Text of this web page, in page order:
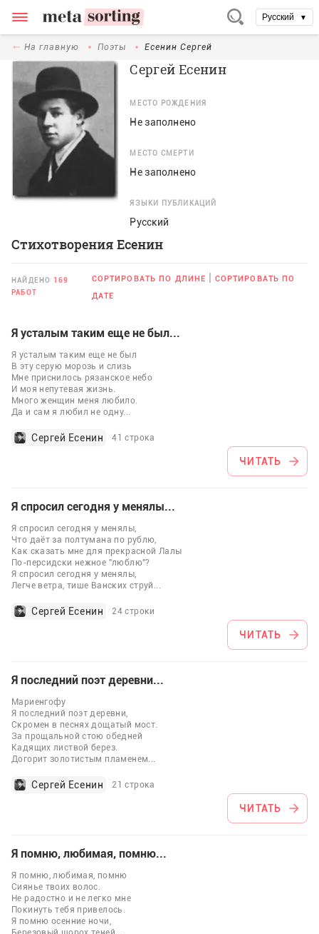
Русский ▼
На главную Поэты Есенин Сергей
Сергей Есенин
МЕСТО РОЖДЕНИЯ
Не заполнено
МЕСТО СМЕРТИ
Не заполнено
ЯЗЫКИ ПУБЛИКАЦИЙ
Русский
Стихотворения Есенин
НАЙДЕНО 169
РАБОТ
СОРТИРОВАТЬ ПО ДЛИНЕ | СОРТИРОВАТЬ ПО
ДАТЕ
Я усталым таким еще не был...
Я усталым таким еще не был
В эту серую морозь и слизь
Мне приснилось рязанское небо
И моя непутевая жизнь.
Много женщин меня любило.
Да и сам я любил не одну...
Сергей Есенин 41 строка
ЧИТАТЬ
Я спросил сегодня у менялы...
Я спросил сегодня у менялы,
Что даёт за полтумана по рублю,
Как сказать мне для прекрасной Лалы
По-персидски нежное "люблю"?
Я спросил сегодня у менялы,
Легче ветра, тише Ванских струй ...
Сергей Есенин 24 строки
ЧИТАТЬ
Я последний поэт деревни...
Мариенгофу
Я последний поэт деревни,
Скромен в песнях дощатый мост.
За прощальной стою обедней
Кадящих листвой берез.
Догорит золотистым пламенем...
Сергей Есенин 21 строка
ЧИТАТЬ
Я помню, любимая, помню...
Я помню, любимая, помню
Сиянье твоих волос.
Не радостно и не легко мне
Покинуть тебя привелось.
Я помню осенние ночи,